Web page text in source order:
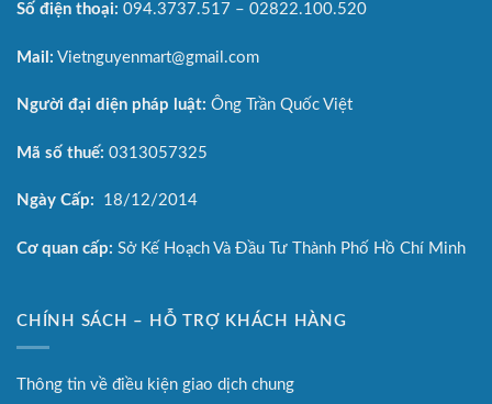
Số điện thoại: 094.3737.517 – 02822.100.520
Mail: Vietnguyenmart@gmail.com
Người đại diện pháp luật: Ông Trần Quốc Việt
Mã số thuế: 0313057325
Ngày Cấp: 18/12/2014
Cơ quan cấp: Sở Kế Hoạch Và Đầu Tư Thành Phố Hồ Chí Minh
CHÍNH SÁCH – HỖ TRỢ KHÁCH HÀNG
Thông tin về điều kiện giao dịch chung